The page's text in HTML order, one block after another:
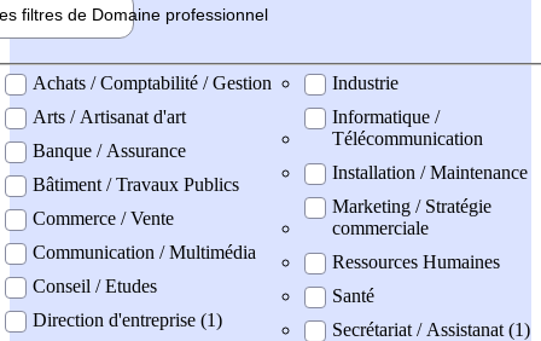
filtres de Domaine professionnel
professionel
Achats / Comptabilité / Gestion
Arts / Artisanat d'art
Banque / Assurance
Bâtiment / Travaux Publics
Commerce / Vente
Communication / Multimédia
Conseil / Etudes
Direction d'entreprise (1)
Industrie
Informatique /
Télécommunication
Installation / Maintenance
Marketing / Stratégie
commerciale
Ressources Humaines
Santé
Secrétariat / Assistanat (1)